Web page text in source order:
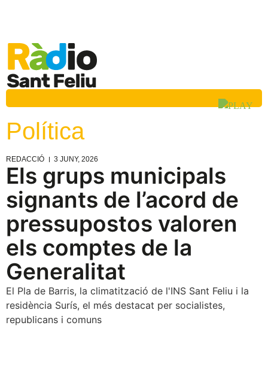
Política
REDACCIÓ 3 JUNY, 2026
Els grups municipals
signants de l’acord de
pressupostos valoren
els comptes de la
Generalitat
El Pla de Barris, la climatització de l'INS Sant Feliu i la
residència Surís, el més destacat per socialistes,
republicans i comuns